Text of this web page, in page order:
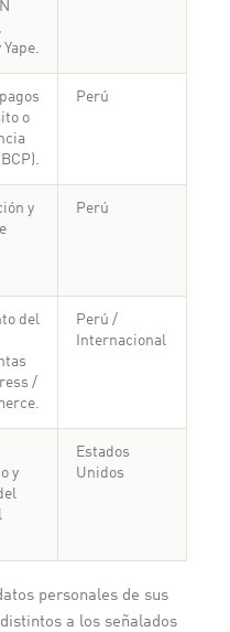
Yape.
o
Perú
y
Perú
del
/
Perú /
Internacional
y
Estados
Unidos
personales de sus
a los señalados